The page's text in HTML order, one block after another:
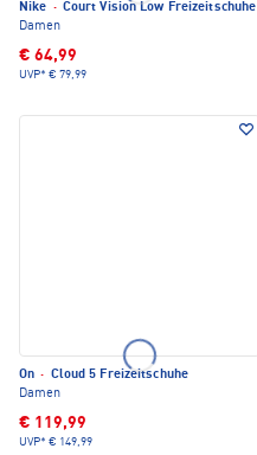
Nike · Court Vision Low Freizeitschuhe
Damen
€ 64,99
UVP* € 79,99
On · Cloud 5 Freizeitschuhe
Damen
€ 119,99
UVP* € 149,99